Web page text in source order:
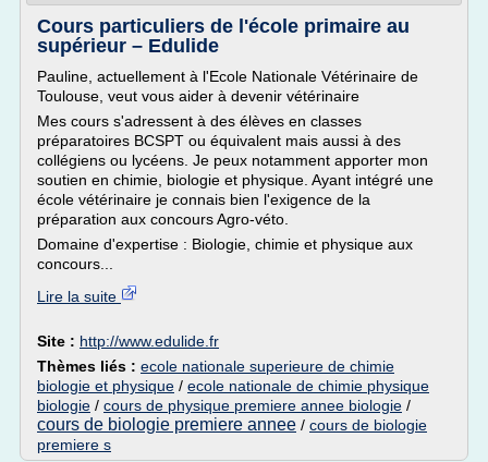
Cours particuliers de l'école primaire au
supérieur – Edulide
Pauline, actuellement à l'Ecole Nationale Vétérinaire de
Toulouse, veut vous aider à devenir vétérinaire
Mes cours s'adressent à des élèves en classes
préparatoires BCSPT ou équivalent mais aussi à des
collégiens ou lycéens. Je peux notamment apporter mon
soutien en chimie, biologie et physique. Ayant intégré une
école vétérinaire je connais bien l'exigence de la
préparation aux concours Agro-véto.
Domaine d'expertise : Biologie, chimie et physique aux
concours...
Lire la suite
Site : http://www.edulide.fr
Thèmes liés : ecole nationale superieure de chimie
biologie et physique / ecole nationale de chimie physique
biologie / cours de physique premiere annee biologie /
cours de biologie premiere annee / cours de biologie
premiere s